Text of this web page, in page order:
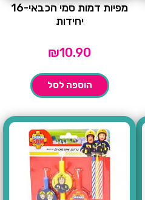
מפיות דמות סמי הכבאי-16
יחידות
₪10.90
הוספה לסל